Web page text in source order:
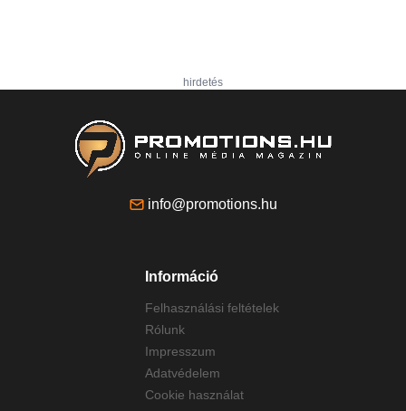
hirdetés
info@promotions.hu
Információ
Felhasználási feltételek
Rólunk
Impresszum
Adatvédelem
Cookie használat